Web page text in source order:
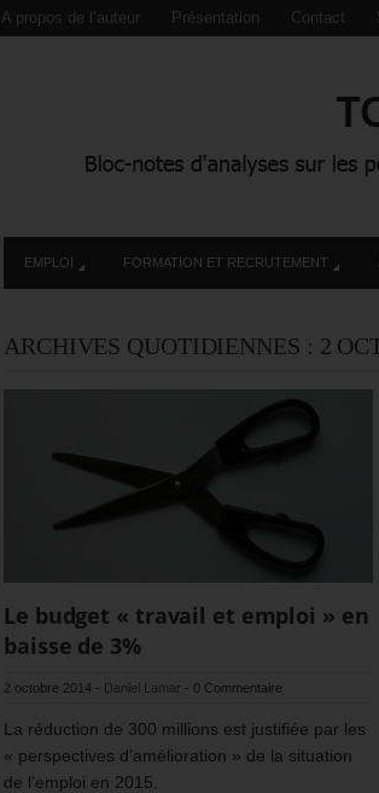
A propos de l’auteur Présentation Contact
EMPLOI FORMATION ET RECRUTEMENT
ARCHIVES QUOTIDIENNES : 2
Le budget « travail et emploi » en
baisse de 3%
2 octobre 2014 - Daniel Lamar - 0 Commentaire
La réduction de 300 millions est justifiée par les
« perspectives d’amélioration » de la situation
de l’emploi en 2015.